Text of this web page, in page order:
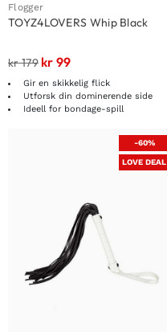
Flogger
TOYZ4LOVERS Whip Black
kr179 kr 99
Gir en skikkelig flick
Utforsk din dominerende side
Ideell for bondage-spill
-60%
LOVE DEAL